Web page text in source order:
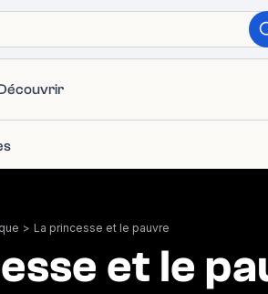
> La princesse et le pauvre
et le